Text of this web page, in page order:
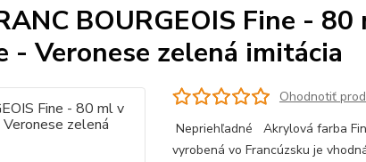
BOURGEOIS Fine -
- Veronese zelená imitácia
Ohodnotiť
Nepriehľadné Akrylová farba
vyrobená vo Francúzsku je